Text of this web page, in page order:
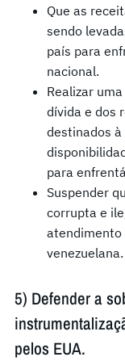
Que as
sendo
país para
nacional.
Realizar
dívida e dos
destinados
para
Suspender
corrupta e
atendimento
venezuelana.
5) Defender a
pelos EUA.